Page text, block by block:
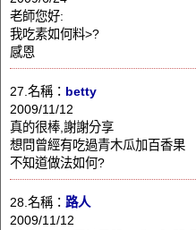
老師您好:
我吃素如何料>?
感恩
27.名稱： betty
2009/11/12
真的很棒,謝謝分享
想問曾經有吃過青木瓜加百香果
不知道做法如何?
28.名稱： 路人
2009/11/12